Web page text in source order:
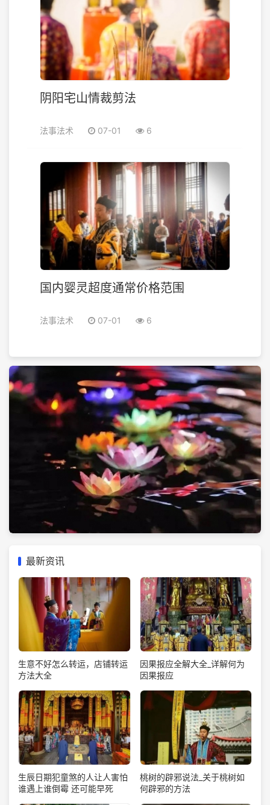
阴阳宅山情裁剪法
法事法术 07-01 6
国内婴灵超度通常价格范围
法事法术 07-01 6
最新资讯
生意不好怎么转运，店铺转运
方法大全
因果报应全解大全_详解何为
因果报应
生辰日期犯童煞的人让人害怕
谁遇上谁倒霉 还可能早死
桃树的辟邪说法_关于桃树如
何辟邪的方法